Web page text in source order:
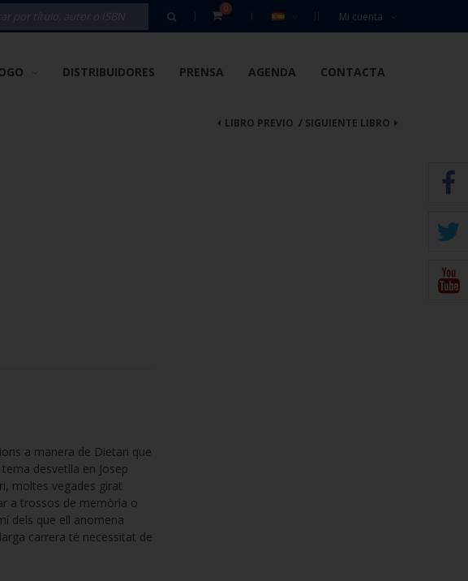
Mi cuenta
0
DISTRIBUIDORES PRENSA AGENDA CONTACTA
SIGUIENTE LIBRO
LIBRO PREVIO /
a manera de Dietari que
desvetlla en Josep
moltes vegades girat
a trossos de memòria o
dels que ell anomena
carrera té necessitat de